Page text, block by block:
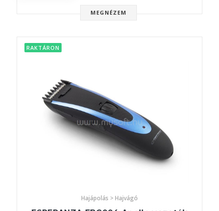
MEGNÉZEM
RAKTÁRON
Hajápolás > Hajvágó